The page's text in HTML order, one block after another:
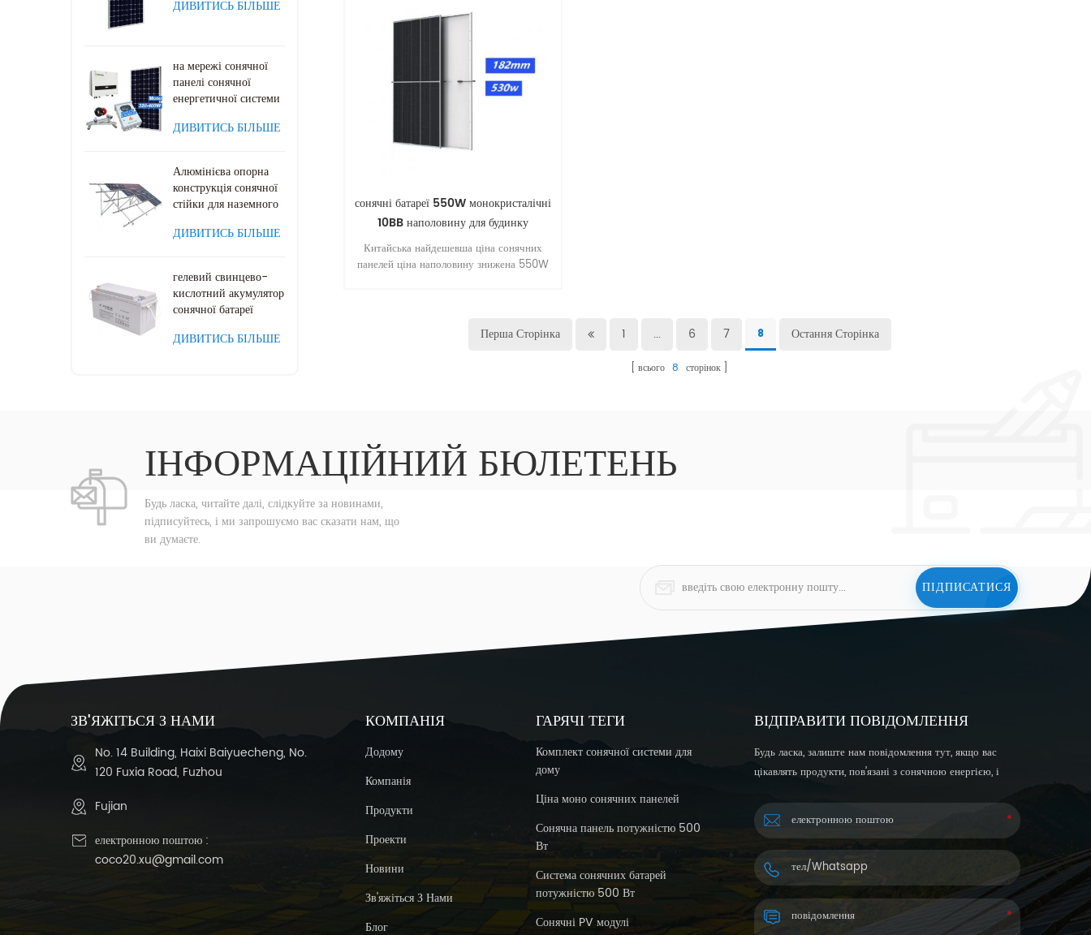
ДИВИТИСЬ БІЛЬШЕ
на мережі сонячної
панелі сонячної
енергетичної системи
ДИВИТИСЬ БІЛЬШЕ
Алюмінієва опорна
конструкція сонячної
стійки для наземного
ДИВИТИСЬ БІЛЬШЕ
гелевий свинцево-
кислотний акумулятор
сонячної батареї
ДИВИТИСЬ БІЛЬШЕ
сонячні батареї 550W монокристалічні
10BB наполовину для будинку
Китайська найдешевша ціна сонячних
панелей ціна наполовину знижена 550W
Перша Сторінка 1 ... 6 7 8 Остання Сторінка
всього 8 сторінок
ІНФОРМАЦІЙНИЙ БЮЛЕТЕНЬ
Будь ласка, читайте далі, слідкуйте за новинами,
підписуйтесь, і ми запрошуємо вас сказати нам, що
ви думаєте.
ЗВ'ЯЖІТЬСЯ З НАМИ
No. 14 Building, Haixi Baiyuecheng, No.
120 Fuxia Road, Fuzhou
Fujian
електронною поштою :
coco20.xu@gmail.com
КОМПАНІЯ
Додому
Компанія
Продукти
Проекти
Новини
Зв'яжіться З Нами
Блог
ГАРЯЧІ ТЕГИ
Комплект сонячної системи для
дому
Ціна моно сонячних панелей
Сонячна панель потужністю 500
Вт
Система сонячних батарей
потужністю 500 Вт
Сонячні PV модулі
ВІДПРАВИТИ ПОВІДОМЛЕННЯ
Будь ласка, залиште нам повідомлення тут, якщо вас
цікавлять продукти, пов’язані з сонячною енергією, і
відповімо вам протягом 24 годин.